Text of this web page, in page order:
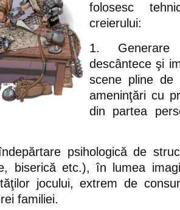
folosesc
creierului:
1.
descântece şi
scene pline de
ameninţări cu
din partea
psihologică de
biserică etc.), în lumea
jocului, extrem de
familiei.